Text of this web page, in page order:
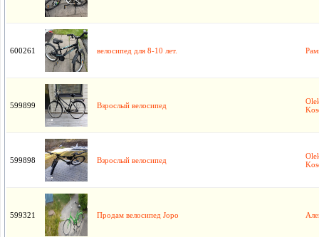
600261 велосипед для 8-10 лет.
599899 Взрослый велосипед
599898 Взрослый велосипед
599321 Продам велосипед Jopo